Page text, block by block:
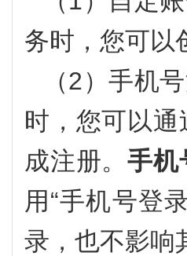
务时，您可以
（2）手机
时，您可以
成注册。手机
用“手机号登
录，也不影响